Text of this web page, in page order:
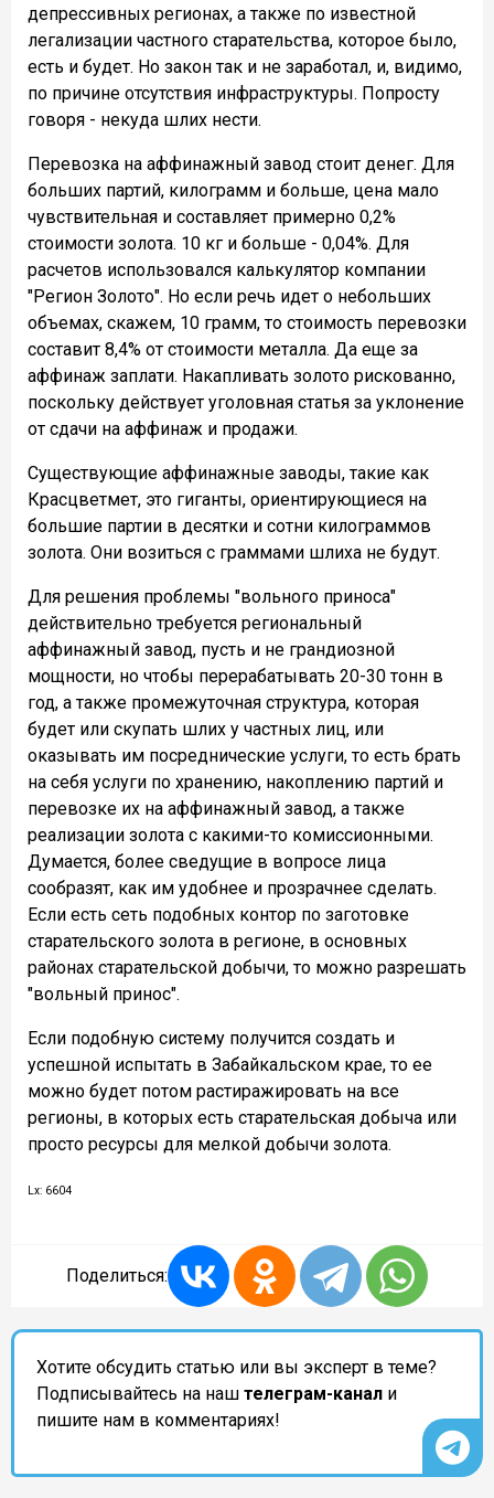
депрессивных регионах, а также по известной
легализации частного старательства, которое было,
есть и будет. Но закон так и не заработал, и, видимо,
по причине отсутствия инфраструктуры. Попросту
говоря - некуда шлих нести.
Перевозка на аффинажный завод стоит денег. Для
больших партий, килограмм и больше, цена мало
чувствительная и составляет примерно 0,2%
стоимости золота. 10 кг и больше - 0,04%. Для
расчетов использовался калькулятор компании
"Регион Золото". Но если речь идет о небольших
объемах, скажем, 10 грамм, то стоимость перевозки
составит 8,4% от стоимости металла. Да еще за
аффинаж заплати. Накапливать золото рискованно,
поскольку действует уголовная статья за уклонение
от сдачи на аффинаж и продажи.
Существующие аффинажные заводы, такие как
Красцветмет, это гиганты, ориентирующиеся на
большие партии в десятки и сотни килограммов
золота. Они возиться с граммами шлиха не будут.
Для решения проблемы "вольного приноса"
действительно требуется региональный
аффинажный завод, пусть и не грандиозной
мощности, но чтобы перерабатывать 20-30 тонн в
год, а также промежуточная структура, которая
будет или скупать шлих у частных лиц, или
оказывать им посреднические услуги, то есть брать
на себя услуги по хранению, накоплению партий и
перевозке их на аффинажный завод, а также
реализации золота с какими-то комиссионными.
Думается, более сведущие в вопросе лица
сообразят, как им удобнее и прозрачнее сделать.
Если есть сеть подобных контор по заготовке
старательского золота в регионе, в основных
районах старательской добычи, то можно разрешать
"вольный принос".
Если подобную систему получится создать и
успешной испытать в Забайкальском крае, то ее
можно будет потом растиражировать на все
регионы, в которых есть старательская добыча или
просто ресурсы для мелкой добычи золота.
Lx: 6604
Поделиться:
Хотите обсудить статью или вы эксперт в теме?
Подписывайтесь на наш телеграм-канал и
пишите нам в комментариях!